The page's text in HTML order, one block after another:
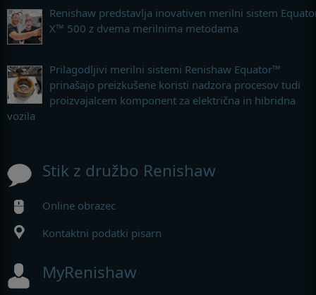
Renishaw predstavlja inovativen merilni sistem
X™ 500 z dvema merilnima metodama
Prilagodljivi merilni sistemi Renishaw Equator™
prinašajo preizkušene koristi nadzora procesov tudi
proizvajalcem komponent za električna in hibridna
vozila
Stik z družbo Renishaw
Online obrazec
Kontaktni podatki pisarn
MyRenishaw